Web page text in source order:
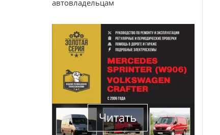
автовладельцам
Читать